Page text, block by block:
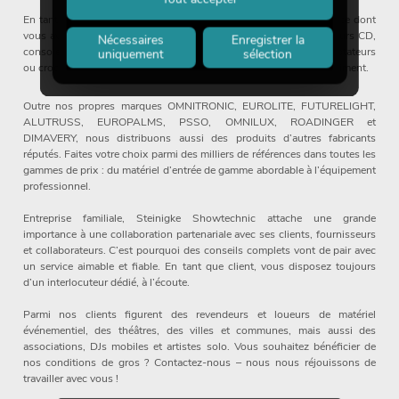
En tant que fournisseur global, nous proposons également tout ce dont
vous avez besoin sur une scène ou en studio : instruments, lecteurs CD,
consoles de mixage, décoration, flight-cases, passe-câbles, adaptateurs
ou crochets de théâtre – vous trouverez tout cela dans notre assortiment.
Outre nos propres marques OMNITRONIC, EUROLITE, FUTURELIGHT,
ALUTRUSS, EUROPALMS, PSSO, OMNILUX, ROADINGER et
DIMAVERY, nous distribuons aussi des produits d’autres fabricants
réputés. Faites votre choix parmi des milliers de références dans toutes les
gammes de prix : du matériel d’entrée de gamme abordable à l’équipement
professionnel.
Entreprise familiale, Steinigke Showtechnic attache une grande
importance à une collaboration partenariale avec ses clients, fournisseurs
et collaborateurs. C’est pourquoi des conseils complets vont de pair avec
un service aimable et fiable. En tant que client, vous disposez toujours
d’un interlocuteur dédié, à l’écoute.
Parmi nos clients figurent des revendeurs et loueurs de matériel
événementiel, des théâtres, des villes et communes, mais aussi des
associations, DJs mobiles et artistes solo. Vous souhaitez bénéficier de
nos conditions de gros ? Contactez-nous – nous nous réjouissons de
travailler avec vous !
Nécessaires
uniquement
Enregistrer la
sélection